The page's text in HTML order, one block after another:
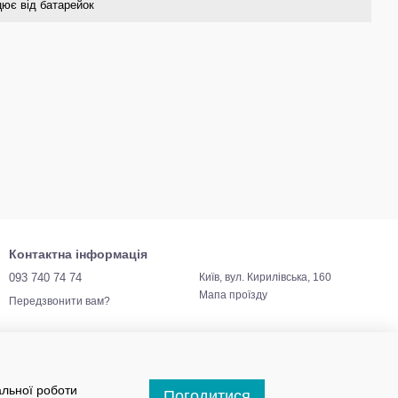
від батарейок
Контактна інформація
093 740 74 74
Передзвонити вам?
Київ, вул. Кирилівська, 160
Мапа проїзду
роботи